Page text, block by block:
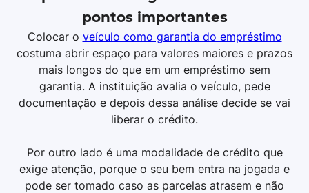
pontos importantes
Colocar o veículo como garantia do empréstimo
costuma abrir espaço para valores maiores e prazos
mais longos do que em um empréstimo sem
garantia. A instituição avalia o veículo, pede
documentação e depois dessa análise decide se vai
liberar o crédito.
Por outro lado é uma modalidade de crédito que
exige atenção, porque o seu bem entra na jogada e
pode ser tomado caso as parcelas atrasem e não